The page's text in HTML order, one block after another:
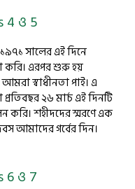
4 ও 5
সালের এই দিনে
করি। এরপর শুরু হয়
স্বাধীনতা পাই। এ
২৬ মার্চ এই দিনটি
করি। শহীদদের স্মরণে এক
আমাদের গর্বের দিন।
6 ও 7